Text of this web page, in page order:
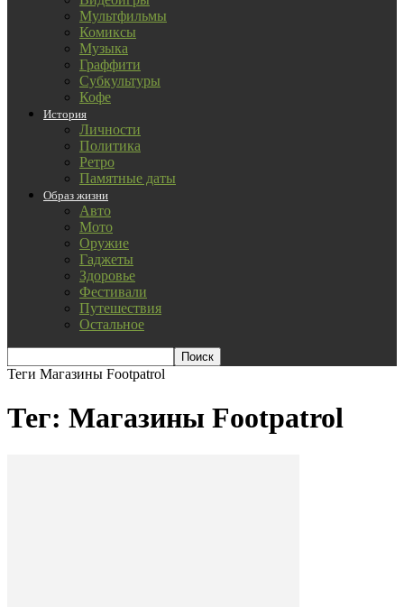
Мультфильмы
Комиксы
Музыка
Граффити
Субкультуры
Кофе
История
Личности
Политика
Ретро
Памятные даты
Образ жизни
Авто
Мото
Оружие
Гаджеты
Здоровье
Фестивали
Путешествия
Остальное
Теги Магазины Footpatrol
Тег: Магазины Footpatrol